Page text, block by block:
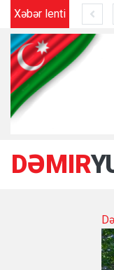
Xəbər lenti
DƏMIR